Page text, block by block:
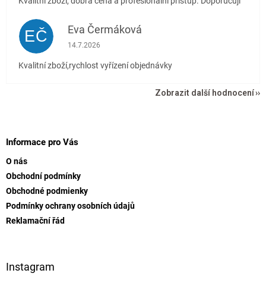
EČ Eva Čermáková
Hodnocení obchodu je 5 z 5 hvězdiček.
14.7.2026
Kvalitní zboží,rychlost vyřízení objednávky
Zobrazit další hodnocení
Informace pro Vás
O nás
Obchodní podmínky
Obchodné podmienky
Podmínky ochrany osobních údajů
Reklamační řád
Instagram